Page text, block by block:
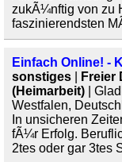
zukÃ¼nftig von zu
faszinierendsten
Einfach Online! -
sonstiges
Freier
(Heimarbeit) |
Westfalen,
In unsicheren
fÃ¼r Erfolg.
2tes oder gar 3tes